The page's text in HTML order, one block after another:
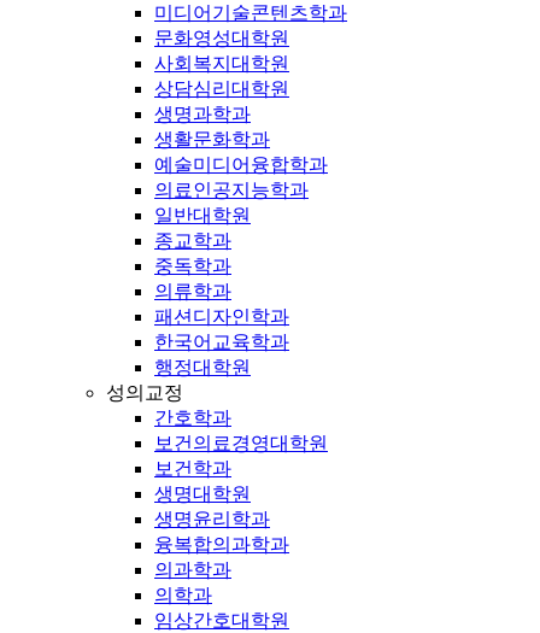
미디어기술콘텐츠학과
문화영성대학원
사회복지대학원
상담심리대학원
생명과학과
생활문화학과
예술미디어융합학과
의료인공지능학과
일반대학원
종교학과
중독학과
의류학과
패션디자인학과
한국어교육학과
행정대학원
성의교정
간호학과
보건의료경영대학원
보건학과
생명대학원
생명윤리학과
융복합의과학과
의과학과
의학과
임상간호대학원